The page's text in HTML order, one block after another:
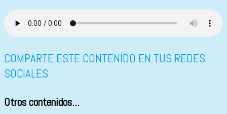
COMPARTE ESTE CONTENIDO EN TUS REDES
SOCIALES
Otros contenidos...